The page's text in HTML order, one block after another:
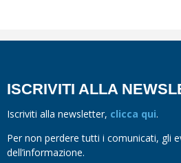
ISCRIVITI ALLA
Iscriviti alla newsletter, clicca qui.
Per non perdere tutti i comunicati, gli
dell’informazione.